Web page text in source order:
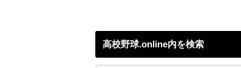
高校野球.online内を検索